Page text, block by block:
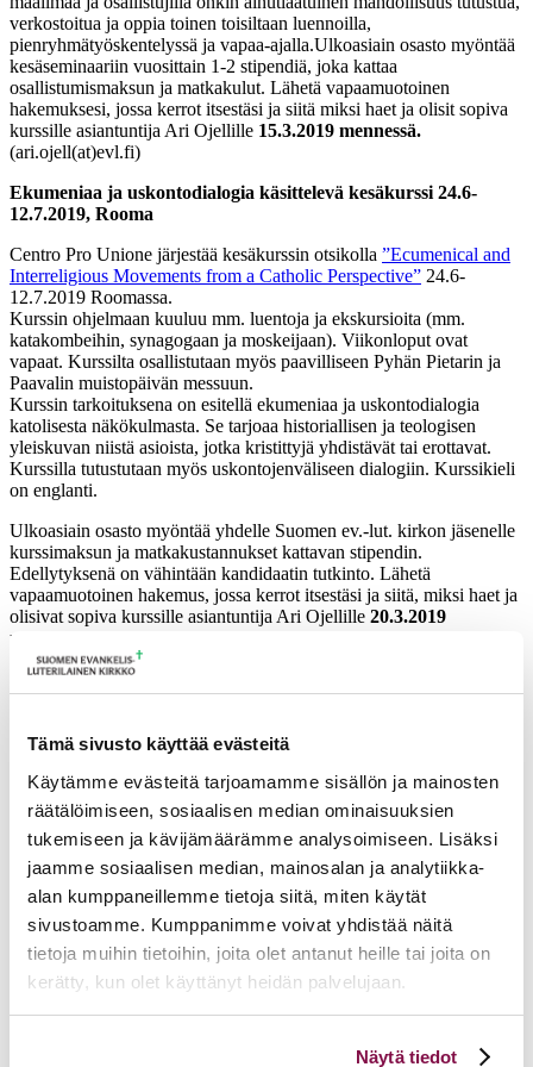
Tämä sivusto käyttää evästeitä
Käytämme evästeitä tarjoamamme sisällön ja mainosten
räätälöimiseen, sosiaalisen median ominaisuuksien
tukemiseen ja kävijämäärämme analysoimiseen. Lisäksi
jaamme sosiaalisen median, mainosalan ja analytiikka-
alan kumppaneillemme tietoja siitä, miten käytät
sivustoamme. Kumppanimme voivat yhdistää näitä
tietoja muihin tietoihin, joita olet antanut heille tai joita on
kerätty, kun olet käyttänyt heidän palvelujaan.
Näytä tiedot
verkostoitua ja oppia toinen toisiltaan luennoilla,
pienryhmätyöskentelyssä ja vapaa-ajalla.Ulkoasiain osasto myöntää
kesäseminaariin vuosittain 1-2 stipendiä, joka kattaa
osallistumismaksun ja matkakulut. Lähetä vapaamuotoinen
hakemuksesi, jossa kerrot itsestäsi ja siitä miksi haet ja olisit sopiva
kurssille asiantuntija Ari Ojellille 15.3.2019 mennessä.
(ari.ojell(at)evl.fi)
Ekumeniaa ja uskontodialogia käsittelevä kesäkurssi 24.6-
12.7.2019, Rooma
Centro Pro Unione järjestää kesäkurssin otsikolla ”Ecumenical and
Interreligious Movements from a Catholic Perspective” 24.6-
12.7.2019 Roomassa.
Kurssin ohjelmaan kuuluu mm. luentoja ja ekskursioita (mm.
katakombeihin, synagogaan ja moskeijaan). Viikonloput ovat
vapaat. Kurssilta osallistutaan myös paavilliseen Pyhän Pietarin ja
Paavalin muistopäivän messuun.
Kurssin tarkoituksena on esitellä ekumeniaa ja uskontodialogia
katolisesta näkökulmasta. Se tarjoaa historiallisen ja teologisen
yleiskuvan niistä asioista, jotka kristittyjä yhdistävät tai erottavat.
Kurssilla tutustutaan myös uskontojenväliseen dialogiin. Kurssikieli
on englanti.
Ulkoasiain osasto myöntää yhdelle Suomen ev.-lut. kirkon jäsenelle
kurssimaksun ja matkakustannukset kattavan stipendin.
Edellytyksenä on vähintään kandidaatin tutkinto. Lähetä
vapaamuotoinen hakemus, jossa kerrot itsestäsi ja siitä, miksi haet ja
olisivat sopiva kurssille asiantuntija Ari Ojellille 20.3.2019
mennessä
Stipendihaku kurssille Old Catholic Theology in its Ecumenical
Context 7.-12.7.2019
Utrechtin yliopisto järjestää viikon mittaisen kesäkurssin ”Old
Kurssi tarjoaa johdatuksen vanhakatoliseen teologiaan
ekumeenisessa kontekstissa ja tavoitteena on tutustua
vanhakatolisuuden identiteetin ja teologian keskeisiin piirteisiin.
Kurssilla käsitellään mm. vanhakatolisuuden
-historiaa
-spiritualiteettia
-ekumeniaa
-kanonista lakia ja
-ekklesiologiaa.
Kurssi koostuu päivittäisestä 4 tunnin kontaktiopetuksesta ja n. 40
osa kurssia. Kurssiin kuuluvat vierailut uskonnollisen taiteen